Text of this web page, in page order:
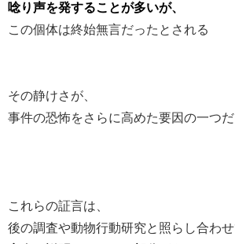
唸り声を発することが多いが、
この個体は終始無言だったとされる
その静けさが、
事件の恐怖をさらに高めた要因の一つ
これらの証言は、
後の調査や動物行動研究と照らし合わ